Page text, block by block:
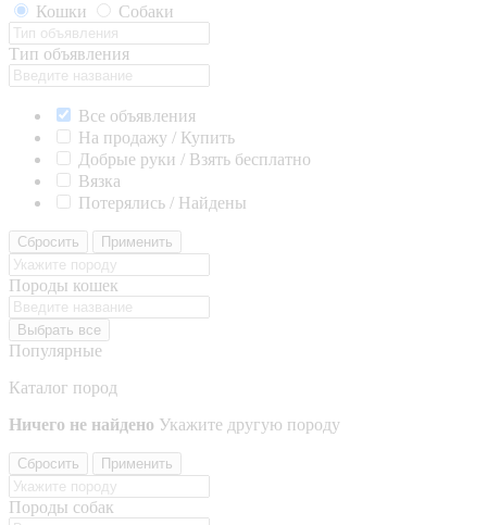
Кошки
Собаки
Тип объявления
Все объявления
На продажу / Купить
Добрые руки / Взять бесплатно
Вязка
Потерялись / Найдены
Сбросить Применить
Породы кошек
Выбрать все
Популярные
Каталог пород
Ничего не найдено Укажите другую породу
Сбросить Применить
Породы собак